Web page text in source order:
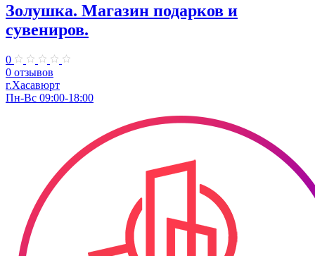
Золушка. ​Магазин подарков и
сувениров.
0
0 отзывов
г.Хасавюрт
Пн-Вс 09:00-18:00